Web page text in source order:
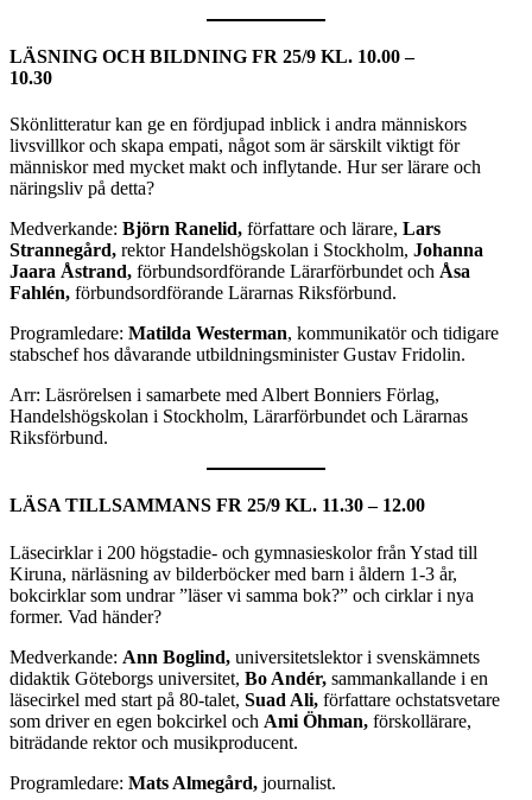
LÄSNING OCH BILDNING FR 25/9 KL. 10.00 –
10.30
Skönlitteratur kan ge en fördjupad inblick i andra människors
livsvillkor och skapa empati, något som är särskilt viktigt för
människor med mycket makt och inflytande. Hur ser lärare och
näringsliv på detta?
Medverkande: Björn Ranelid, författare och lärare, Lars
Strannegård, rektor Handelshögskolan i Stockholm, Johanna
Jaara Åstrand, förbundsordförande Lärarförbundet och Åsa
Fahlén, förbundsordförande Lärarnas Riksförbund.
Programledare: Matilda Westerman, kommunikatör och tidigare
stabschef hos dåvarande utbildningsminister Gustav Fridolin.
Arr: Läsrörelsen i samarbete med Albert Bonniers Förlag,
Handelshögskolan i Stockholm, Lärarförbundet och Lärarnas
Riksförbund.
LÄSA TILLSAMMANS FR 25/9 KL. 11.30 – 12.00
Läsecirklar i 200 högstadie- och gymnasieskolor från Ystad till
Kiruna, närläsning av bilderböcker med barn i åldern 1-3 år,
bokcirklar som undrar ”läser vi samma bok?” och cirklar i nya
former. Vad händer?
Medverkande: Ann Boglind, universitetslektor i svenskämnets
didaktik Göteborgs universitet, Bo Andér, sammankallande i en
läsecirkel med start på 80-talet, Suad Ali, författare ochstatsvetare
som driver en egen bokcirkel och Ami Öhman, förskollärare,
biträdande rektor och musikproducent.
Programledare: Mats Almegård, journalist.